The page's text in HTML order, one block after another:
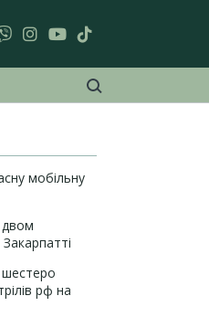
мобільну
двом
шестеро
рф на